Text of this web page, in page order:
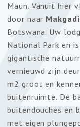
Maun. Vanuit hier
door naar
Botswana. Uw
National Park en
gigantische
vernieuwd zijn
m2 groot en
buitenruimte. De
buitendouches en
met eigen